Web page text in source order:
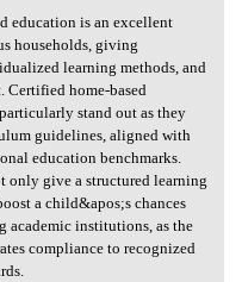
education
education is an excellent
households, giving
learning methods, and
Certified home-based
stand out as they
guidelines, aligned with
education benchmarks.
only give a structured learning
a child&apos;s chances
academic institutions, as the
compliance to recognized